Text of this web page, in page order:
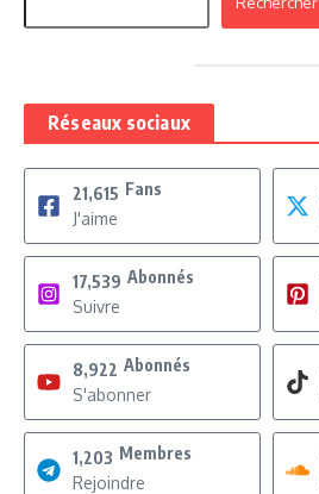
Réseaux sociaux
21,615 Fans
J'aime
17,539 Abonnés
Suivre
8,922 Abonnés
S'abonner
1,203 Membres
Rejoindre